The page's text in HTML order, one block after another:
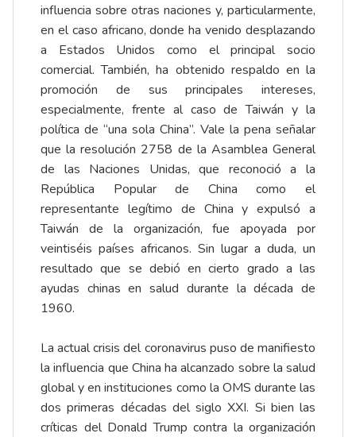
influencia sobre otras naciones y, particularmente,
en el caso africano, donde ha venido desplazando
a Estados Unidos como el principal socio
comercial. También, ha obtenido respaldo en la
promoción de sus principales intereses,
especialmente, frente al caso de Taiwán y la
política de “una sola China”. Vale la pena señalar
que la resolución 2758 de la Asamblea General
de las Naciones Unidas, que reconoció a la
República Popular de China como el
representante legítimo de China y expulsó a
Taiwán de la organización, fue apoyada por
veintiséis países africanos. Sin lugar a duda, un
resultado que se debió en cierto grado a las
ayudas chinas en salud durante la década de
1960.
La actual crisis del coronavirus puso de manifiesto
la influencia que China ha alcanzado sobre la salud
global y en instituciones como la OMS durante las
dos primeras décadas del siglo XXI. Si bien las
críticas del Donald Trump contra la organización